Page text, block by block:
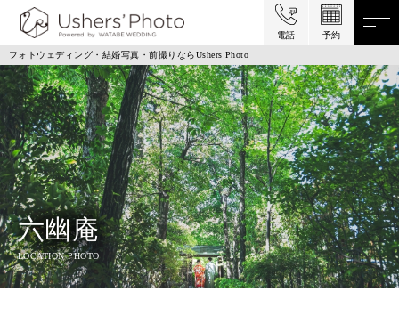
電話 予約
フォトウェディング・結婚写真・前撮りならUshers Photo
六幽庵
LOCATION PHOTO